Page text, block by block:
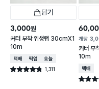
담기
3,000원
커터 부착 위생랩 30cmX1
10m
택배배송매장픽업오늘배송
별점 4.8점 1,311
건 작성
개당
커터 부
10m
택배배송
별점 4.8